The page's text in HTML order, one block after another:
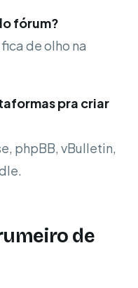
fórum?
de olho na
pra criar
phpBB, vBulletin,
de